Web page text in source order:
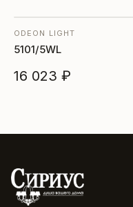
ODEON LIGHT
5101/5WL
16 023 ₽